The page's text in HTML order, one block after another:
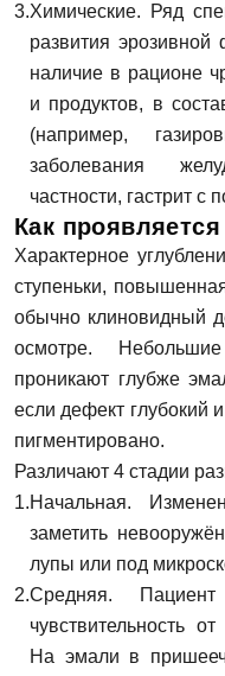
Химические. Ряд
развития
наличие в рационе
и продуктов, в
(например,
заболевания
частности, гастрит с
Как
Характерное
ступеньки,
обычно клиновидный
осмотре.
проникают глубже
если дефект глубокий
пигментировано.
Различают 4 стадии
Начальная.
заметить
лупы или под
Средняя.
чувствительность
На эмали в